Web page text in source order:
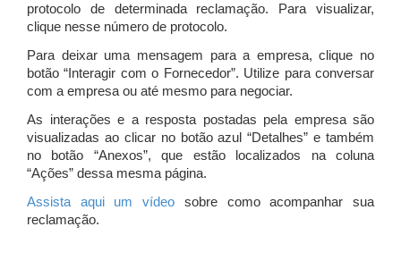
protocolo de determinada reclamação. Para visualizar,
clique nesse número de protocolo.
Para deixar uma mensagem para a empresa, clique no
botão “Interagir com o Fornecedor”. Utilize para conversar
com a empresa ou até mesmo para negociar.
As interações e a resposta postadas pela empresa são
visualizadas ao clicar no botão azul “Detalhes” e também
no botão “Anexos”, que estão localizados na coluna
“Ações” dessa mesma página.
Assista aqui um vídeo sobre como acompanhar sua
reclamação.